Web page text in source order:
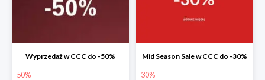
Wyprzedaż w CCC do -50%
50%
Mid Season Sale w CCC do -30%
30%